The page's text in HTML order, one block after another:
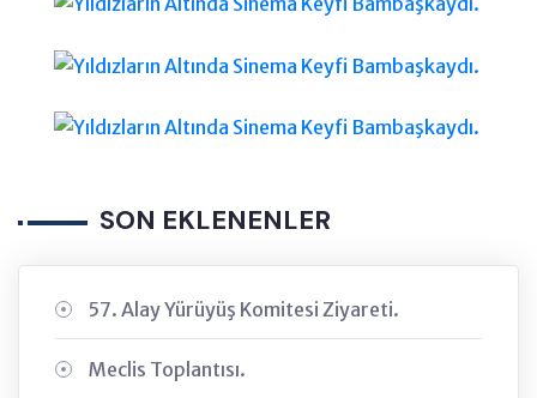
SON EKLENENLER
57. Alay Yürüyüş Komitesi Ziyareti.
Meclis Toplantısı.